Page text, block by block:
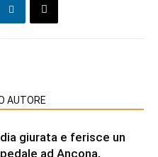
AUTORE
giurata e ferisce un
ad Ancona,